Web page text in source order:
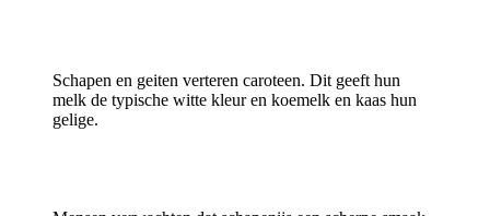
Schapen en geiten verteren caroteen. Dit geeft hun
melk de typische witte kleur en koemelk en kaas hun
gelige.